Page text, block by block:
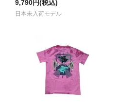
9,790円(税込)
日本未入荷モデル